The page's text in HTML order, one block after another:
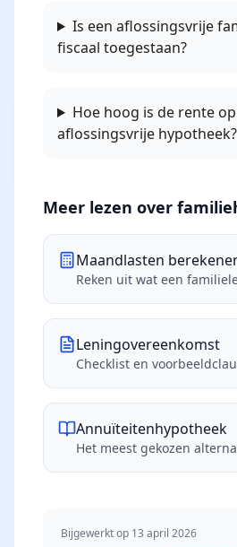
Is een aflossingsvrije
fiscaal toegestaan?
Hoe hoog is de rente
aflossingsvrije hypotheek?
Meer lezen over
Maandlasten
Reken uit wat een
Leningovereenkomst
Checklist en
Annuïteitenhypotheek
Het meest gekozen
Bijgewerkt op 13 april 2026